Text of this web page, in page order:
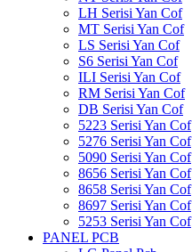
LH Serisi Yan Cof
MT Serisi Yan Cof
LS Serisi Yan Cof
S6 Serisi Yan Cof
ILI Serisi Yan Cof
RM Serisi Yan Cof
DB Serisi Yan Cof
5223 Serisi Yan Cof
5276 Serisi Yan Cof
5090 Serisi Yan Cof
8656 Serisi Yan Cof
8658 Serisi Yan Cof
8697 Serisi Yan Cof
5253 Serisi Yan Cof
PANEL PCB